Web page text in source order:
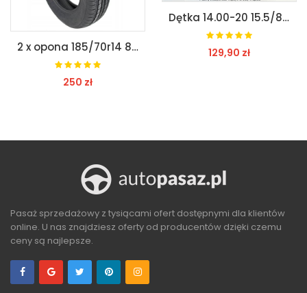
2 x opona 185/70r14 88h lanvigator rok prod 2019
Dętka 14.00-20 15.5/80-20 centalne pompowanie
Pasaż sprzedażowy z tysiącami ofert dostępnymi dla klientów
online. U nas znajdziesz oferty od producentów dzięki czemu
ceny są najlepsze.